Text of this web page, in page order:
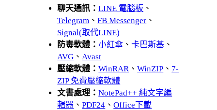
聊天通訊：LINE 電腦板 、
Telegram 、FB Messenger 、
Signal(取代LINE)
防毒軟體：小紅傘 、卡巴斯基 、
AVG 、 Avast
壓縮軟體：WinRAR 、WinZIP 、 7-
ZIP 免費壓縮軟體
文書處理：NotePad++ 純文字編
輯器 、PDF24 、Office下載